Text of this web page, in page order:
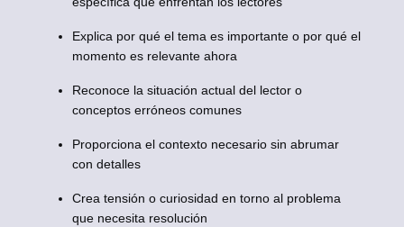
Explica por qué el tema es importante o por qué el
momento es relevante ahora
Reconoce la situación actual del lector o
conceptos erróneos comunes
Proporciona el contexto necesario sin abrumar
con detalles
Crea tensión o curiosidad en torno al problema
que necesita resolución